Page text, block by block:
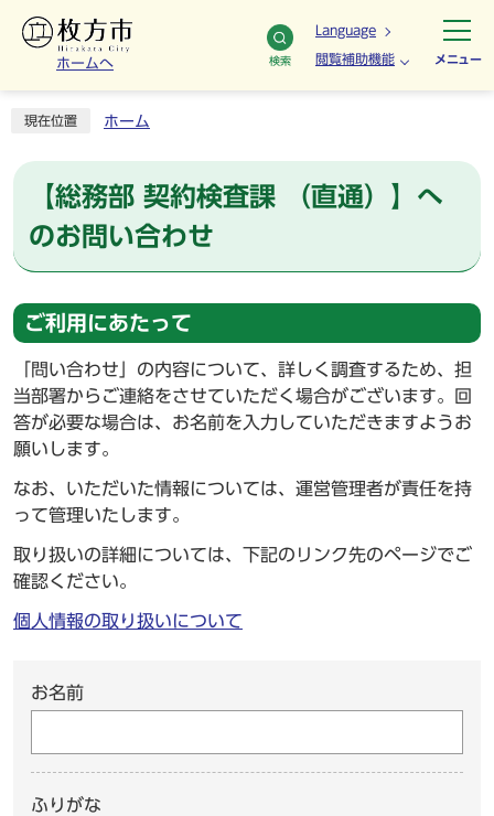
ホームへ 検索
Language
閲覧補助機能 メニュー
現在位置 ホーム
【総務部 契約検査課 （直通）】へ
のお問い合わせ
ご利用にあたって
「問い合わせ」の内容について、詳しく調査するため、担
当部署からご連絡をさせていただく場合がございます。回
答が必要な場合は、お名前を入力していただきますようお
願いします。
なお、いただいた情報については、運営管理者が責任を持
って管理いたします。
取り扱いの詳細については、下記のリンク先のページでご
確認ください。
個人情報の取り扱いについて
お名前
ふりがな